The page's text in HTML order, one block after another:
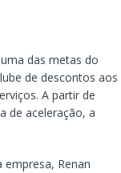
das metas do
de descontos aos
A partir de
de aceleração, a
Renan